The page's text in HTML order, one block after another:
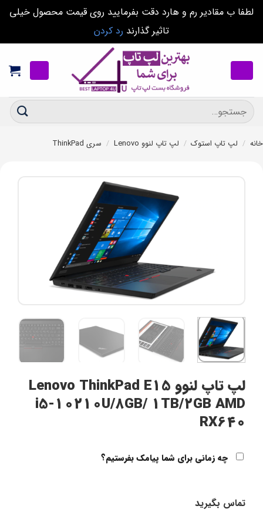
لطفا ب مقادیر رم و هارد دقت بفرمایید روی قیمت محصول خیلی
تاثیر گذارند رد کردن
content
جستجو
برای:
خانه / لپ تاپ استوک / لپ تاپ لنوو Lenovo / سری ThinkPad
لپ تاپ لنوو Lenovo ThinkPad E15
i5-10210U/8GB/ 1TB/2GB AMD
RX640
چه زمانی برای شما پیامک بفرستیم؟
تماس بگیرید